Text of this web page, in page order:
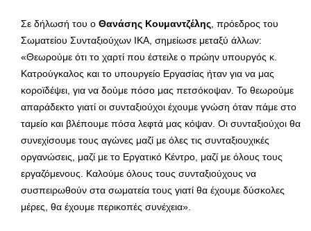
Σε δήλωσή του ο Θανάσης Κουμαντζέλης, πρόεδρος του
Σωματείου Συνταξιούχων ΙΚΑ, σημείωσε μεταξύ άλλων:
«Θεωρούμε ότι το χαρτί που έστειλε ο πρώην υπουργός κ.
Κατρούγκαλος και το υπουργείο Εργασίας ήταν για να μας
κοροϊδέψει, για να δούμε πόσο μας πετσόκοψαν. Το θεωρούμε
απαράδεκτο γιατί οι συνταξιούχοι έχουμε γνώση όταν πάμε στο
ταμείο και βλέπουμε πόσα λεφτά μας κόψαν. Οι συνταξιούχοι θα
συνεχίσουμε τους αγώνες μαζί με όλες τις συνταξιουχικές
οργανώσεις, μαζί με το Εργατικό Κέντρο, μαζί με όλους τους
εργαζόμενους. Καλούμε όλους τους συνταξιούχους να
συσπειρωθούν στα σωματεία τους γιατί θα έχουμε δύσκολες
μέρες, θα έχουμε περικοπές συνέχεια».